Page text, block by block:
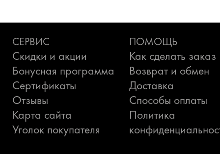
СЕРВИС
Скидки и акции
Бонусная программа
Сертификаты
Отзывы
Карта сайта
Уголок покупателя
ПОМОЩЬ
Как сделать заказ
Возврат и обмен
Доставка
Способы оплаты
Политика